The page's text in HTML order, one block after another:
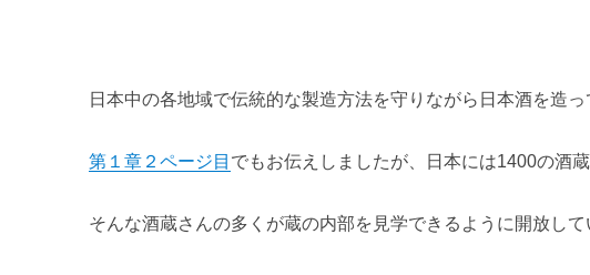
日本中の各地域で伝統的な製造方法を守りながら日本酒を造っ
第１章２ページ目 でもお伝えしましたが、日本には1400の酒蔵
そんな酒蔵さんの多くが蔵の内部を見学できるように開放して